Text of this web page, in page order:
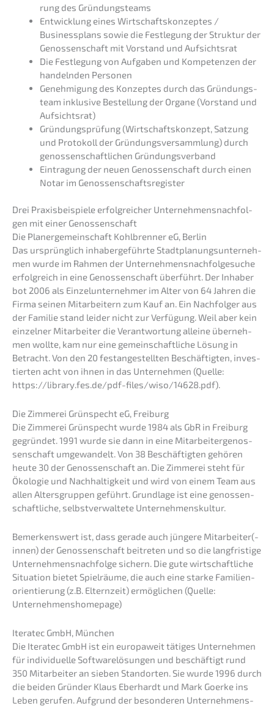
rung des Gründungsteams
Entwick­lung eines Wirtschafts­kon­zep­tes /
Business­plans sowie die Festle­gung der Struk­tur der
Genos­sen­schaft mit Vorstand und Aufsichtsrat
Die Festle­gung von Aufga­ben und Kompe­ten­zen der
handeln­den Personen
Geneh­mi­gung des Konzep­tes durch das Gründungs­
team inklu­si­ve Bestel­lung der Organe (Vorstand und
Aufsichtsrat)
Gründungs­prü­fung (Wirtschafts­kon­zept, Satzung
und Proto­koll der Gründungs­ver­samm­lung) durch
genos­sen­schaft­li­chen Gründungsverband
Eintra­gung der neuen Genos­sen­schaft durch einen
Notar im Genossenschaftsregister
Drei Praxis­bei­spie­le erfolg­rei­cher Unter­neh­mens­nach­fol­
gen mit einer Genossenschaft
Die Planer­ge­mein­schaft Kohlbren­ner eG, Berlin
Das ursprüng­lich inhaber­ge­führ­te Stadt­pla­nungs­un­ter­neh­
men wurde im Rahmen der Unter­neh­mens­nach­fol­ge­su­che
erfolg­reich in eine Genos­sen­schaft überführt. Der Inhaber
bot 2006 als Einzel­un­ter­neh­mer im Alter von 64 Jahren die
Firma seinen Mitar­bei­tern zum Kauf an. Ein Nachfol­ger aus
der Familie stand leider nicht zur Verfü­gung. Weil aber kein
einzel­ner Mitar­bei­ter die Verant­wor­tung allei­ne überneh­
men wollte, kam nur eine gemein­schaft­li­che Lösung in
Betracht. Von den 20 festan­ge­stell­ten Beschäf­tig­ten, inves­
tier­ten acht von ihnen in das Unter­neh­men (Quelle:
https://library.fes.de/pdf-files/wiso/14628.pdf).
Die Zimme­rei Grünspecht eG, Freiburg
Die Zimme­rei Grünspecht wurde 1984 als GbR in Freiburg
gegrün­det. 1991 wurde sie dann in eine Mitar­bei­ter­ge­nos­
sen­schaft umgewan­delt. Von 38 Beschäf­tig­ten gehören
heute 30 der Genos­sen­schaft an. Die Zimme­rei steht für
Ökolo­gie und Nachhal­tig­keit und wird von einem Team aus
allen Alters­grup­pen geführt. Grund­la­ge ist eine genos­sen­
schaft­li­che, selbst­ver­wal­te­te Unternehmenskultur.
Bemer­kens­wert ist, dass gerade auch jünge­re Mitarbeiter(-
innen) der Genos­sen­schaft beitre­ten und so die langfris­ti­ge
Unternehmens­nachfolge sichern. Die gute wirtschaft­li­che
Situa­ti­on bietet Spiel­räu­me, die auch eine starke Famili­en­
ori­en­tie­rung (z.B. Eltern­zeit) ermög­li­chen (Quelle:
Unternehmenshomepage)
Itera­tec GmbH, München
Die Itera­tec GmbH ist ein europa­weit tätiges Unter­neh­men
für indivi­du­el­le Software­lö­sun­gen und beschäf­tigt rund
350 Mitar­bei­ter an sieben Stand­or­ten. Sie wurde 1996 durch
die beiden Gründer Klaus Eberhardt und Mark Goerke ins
Leben gerufen. Aufgrund der beson­de­ren Unter­neh­mens­